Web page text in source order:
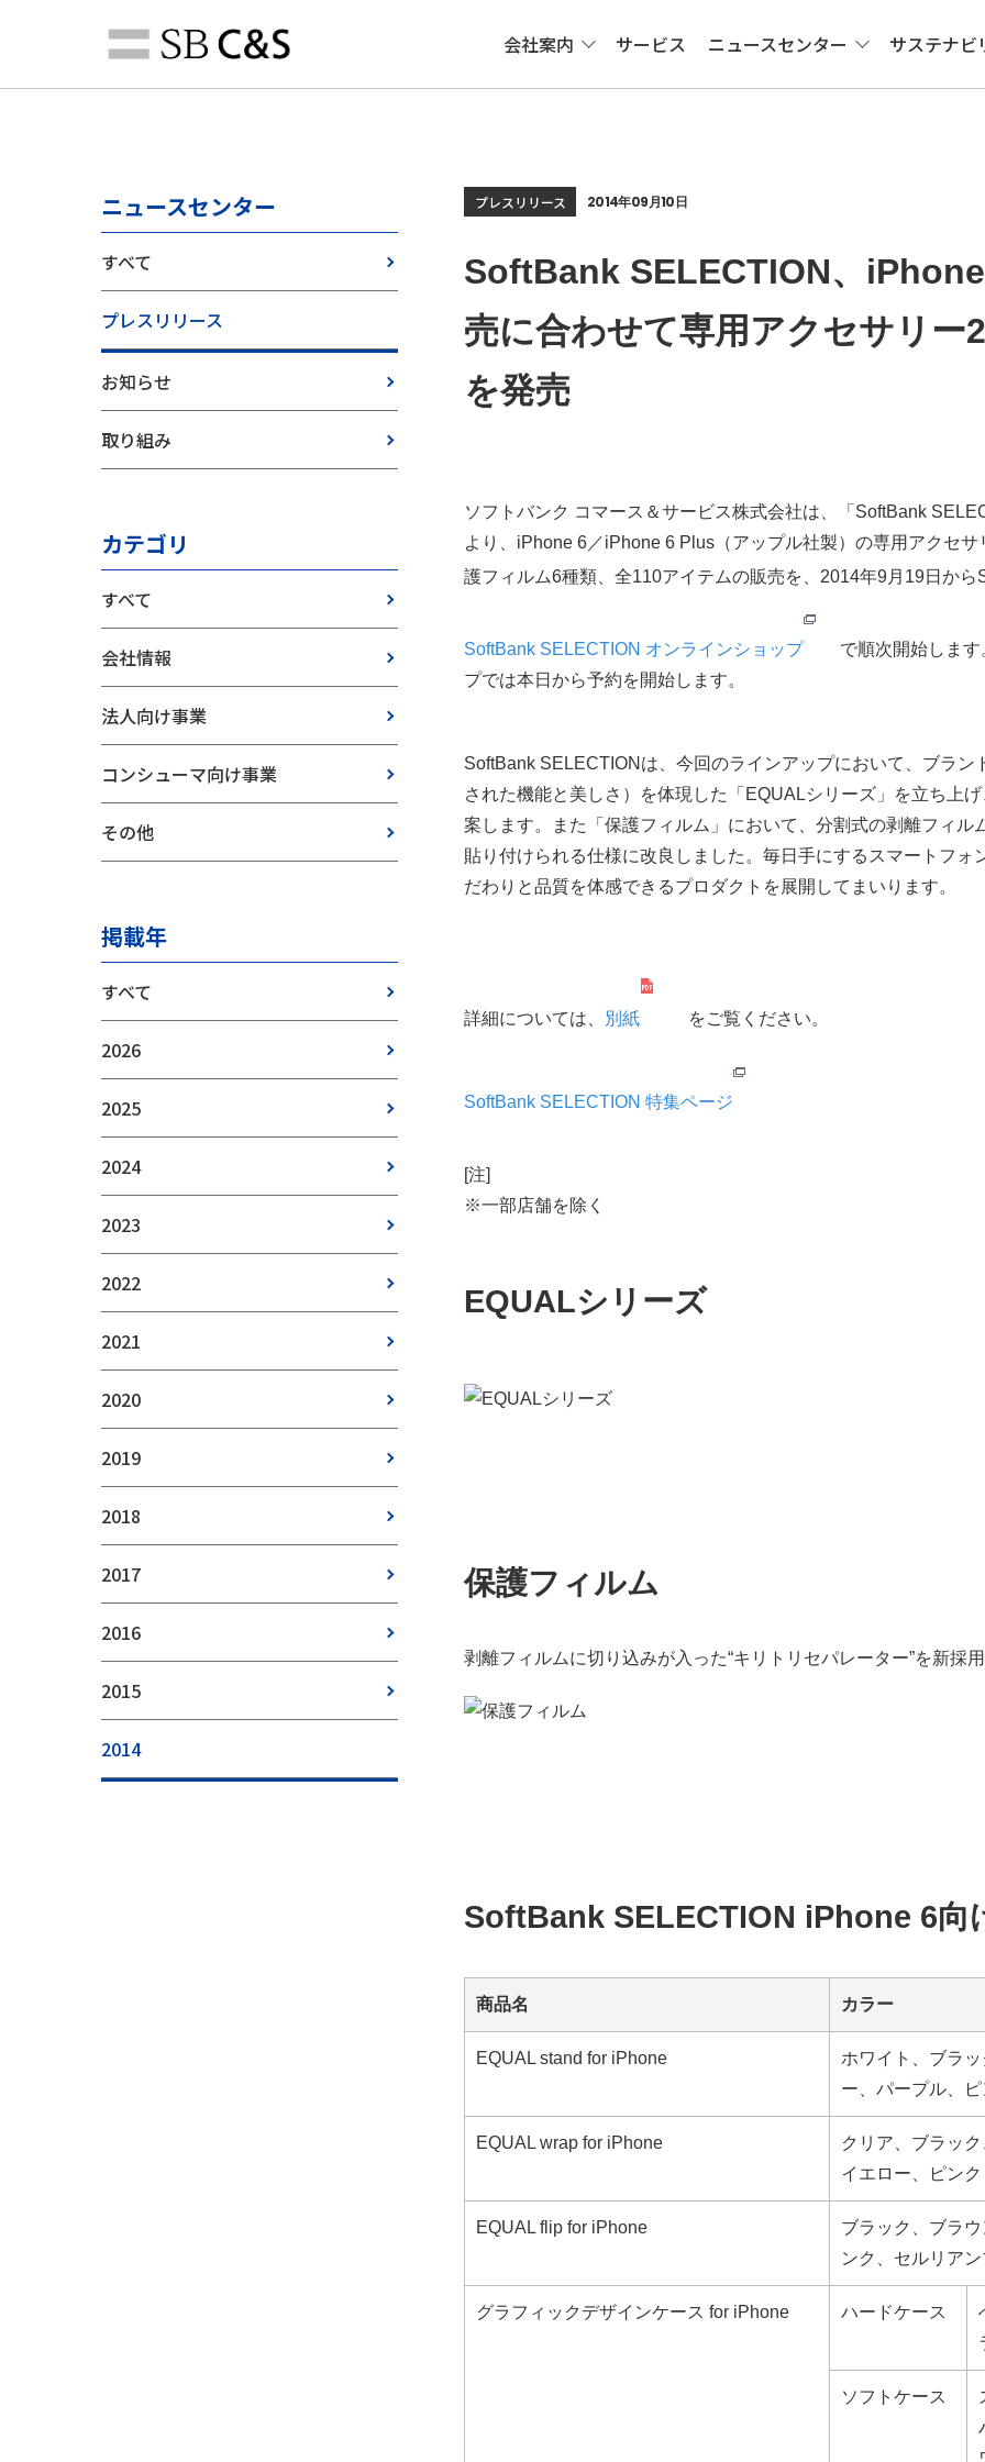
会社案内 サービス ニュースセンター サステナビ
プレスリリース 2014年09月10日
SoftBank SELECTION、
売に合わせて専用アクセサリー
を発売
ソフトバンク コマース＆サービス株式会社は、「SoftBank
より、iPhone 6／iPhone 6 Plus（アップル社製）の専用アクセ
護フィルム6種類、全110アイテムの販売を、2014年9月19日か
SoftBank SELECTION オンラインショップ
で順次開始しま
プでは本日から予約を開始します。
SoftBank SELECTIONは、今回のラインアップにおいて、ブラ
された機能と美しさ）を体現した「EQUALシリーズ」を立ち上
案します。また「保護フィルム」において、分割式の剥離フィル
貼り付けられる仕様に改良しました。毎日手にするスマートフォ
だわりと品質を体感できるプロダクトを展開してまいります。
詳細については、 別紙 をご覧ください。
SoftBank SELECTION 特集ページ
[注]
※一部店舗を除く
EQUALシリーズ
保護フィルム
剥離フィルムに切り込みが入った“キリトリセパレーター”を新採用
SoftBank SELECTION iPhone 6向
商品名 カラー
EQUAL stand for iPhone
ホワイト、ブラ
ー、パープル、ピ
EQUAL wrap for iPhone
クリア、ブラッ
イエロー、ピンク
EQUAL flip for iPhone
ブラック、ブラ
ンク、セルリア
グラフィックデザインケース for iPhone ハードケース
ソフトケース
ニュースセンター
すべて
プレスリリース
お知らせ
取り組み
カテゴリ
すべて
会社情報
法人向け事業
コンシューマ向け事業
その他
掲載年
すべて
2026
2025
2024
2023
2022
2021
2020
2019
2018
2017
2016
2015
2014